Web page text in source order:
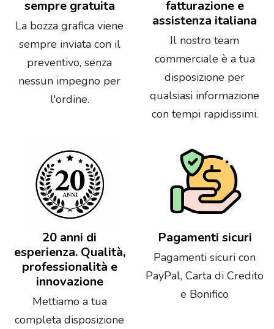
sempre gratuita
La bozza grafica viene
sempre inviata con il
preventivo, senza
nessun impegno per
l'ordine.
fatturazione e
assistenza italiana
Il nostro team
commerciale è a tua
disposizione per
qualsiasi informazione
con tempi rapidissimi.
20 anni di
esperienza. Qualità,
professionalità e
innovazione
Mettiamo a tua
completa disposizione
Pagamenti sicuri
Pagamenti sicuri con
PayPal, Carta di Credito
e Bonifico